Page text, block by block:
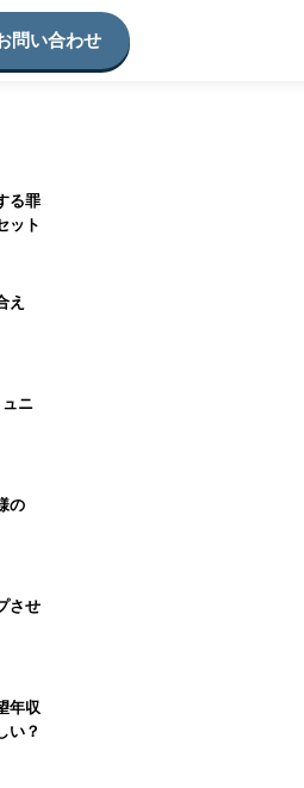
問い合わせ
る罪
ット
え
ニ
の
させ
年収
い？